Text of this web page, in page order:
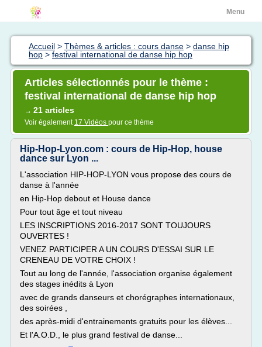
Menu
Accueil > Thèmes & articles : cours danse > danse hip
hop > festival international de danse hip hop
Articles sélectionnés pour le thème :
festival international de danse hip hop
→ 21 articles
Voir également 17 Vidéos pour ce thème
Hip-Hop-Lyon.com : cours de Hip-Hop, house
dance sur Lyon ...
L'association HIP-HOP-LYON vous propose des cours de
danse à l'année
en Hip-Hop debout et House dance
Pour tout âge et tout niveau
LES INSCRIPTIONS 2016-2017 SONT TOUJOURS
OUVERTES !
VENEZ PARTICIPER A UN COURS D'ESSAI SUR LE
CRENEAU DE VOTRE CHOIX !
Tout au long de l'année, l'association organise également
des stages inédits à Lyon
avec de grands danseurs et chorégraphes internationaux,
des soirées ,
des après-midi d'entrainements gratuits pour les élèves...
Et l'A.O.D., le plus grand festival de danse...